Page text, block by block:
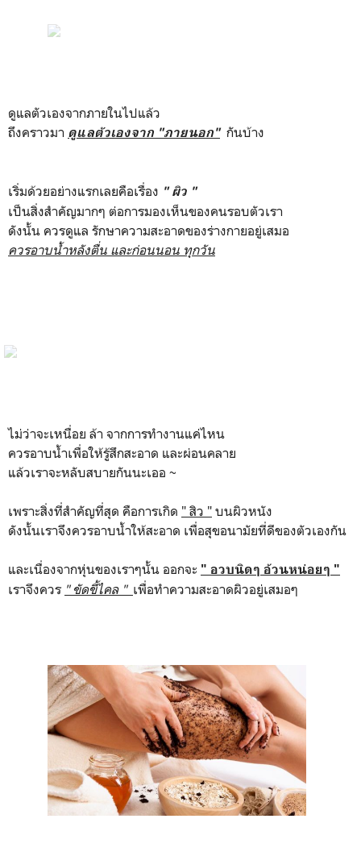
ดูแลตัวเองจากภายในไปแล้ว
ถึงคราวมา ดูแลตัวเองจาก "ภายนอก"กันบ้าง
เริ่มด้วยอย่างแรกเลยคือเรื่อง " ผิว "
เป็นสิ่งสำคัญมากๆ ต่อการมองเห็นของคนรอบตัวเรา
ดังนั้น ควรดูแล รักษาความสะอาดของร่างกายอยู่เสมอ
ควรอาบน้ำหลังตื่น และก่อนนอน ทุกวัน
ไม่ว่าจะเหนื่อย ล้า จากการทำงานแค่ไหน
ควรอาบน้ำเพื่อให้รู้สึกสะอาด และผ่อนคลาย
แล้วเราจะหลับสบายกันนะเออ ~
เพราะสิ่งที่สำคัญที่สุด คือการเกิด " สิว " บนผิวหนัง
ดังนั้นเราจึงควรอาบน้ำให้สะอาด เพื่อสุขอนามัยที่ดีของตัวเองกัน
และเนื่องจากหุ่นของเราๆนั้น ออกจะ " อวบนิดๆ อ้วนหน่อยๆ "
เราจึงควร " ขัดขี้ไคล " เพื่อทำความสะอาดผิวอยู่เสมอๆ